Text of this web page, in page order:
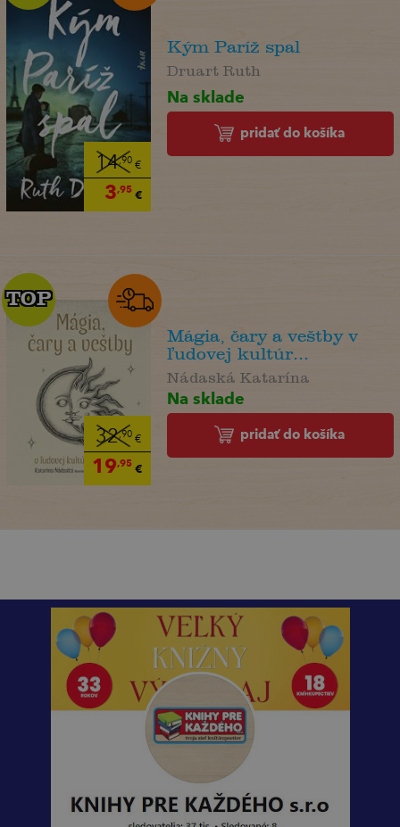
14,90€
3,95€
Kým Paríž spal
Druart Ruth
Na sklade
pridať do košíka
32,90€
19,95€
TOP
TOP
Mágia, čary a veštby v
ľudovej kultúr...
Nádaská Katarína
Na sklade
pridať do košíka